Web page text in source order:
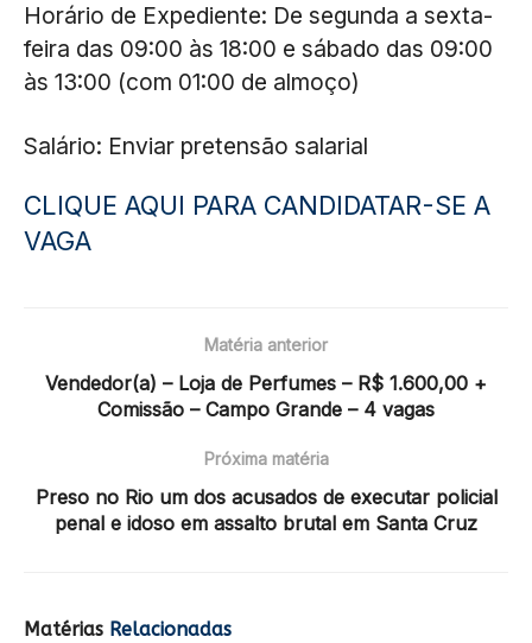
Horário de Expediente: De segunda a sexta-
feira das 09:00 às 18:00 e sábado das 09:00
às 13:00 (com 01:00 de almoço)
Salário: Enviar pretensão salarial
CLIQUE AQUI PARA CANDIDATAR-SE A
VAGA
Matéria anterior
Vendedor(a) – Loja de Perfumes – R$ 1.600,00 +
Comissão – Campo Grande – 4 vagas
Próxima matéria
Preso no Rio um dos acusados de executar policial
penal e idoso em assalto brutal em Santa Cruz
Matérias Relacionadas